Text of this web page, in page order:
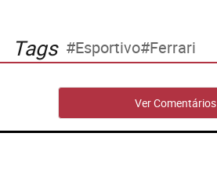
Tags Esportivo Ferrari
Ver Comentários